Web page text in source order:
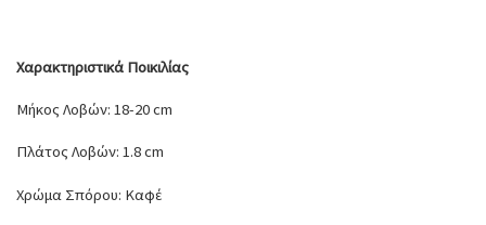
Χαρακτηριστικά Ποικιλίας
Μήκος Λοβών: 18-20 cm
Πλάτος Λοβών: 1.8 cm
Χρώμα Σπόρου: Καφέ